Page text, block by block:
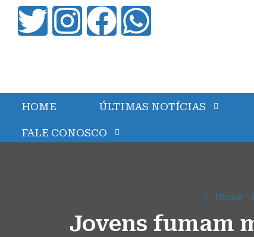
HOME ÚLTIMAS NOTÍCIAS
FALE CONOSCO
Home
Jovens fumam